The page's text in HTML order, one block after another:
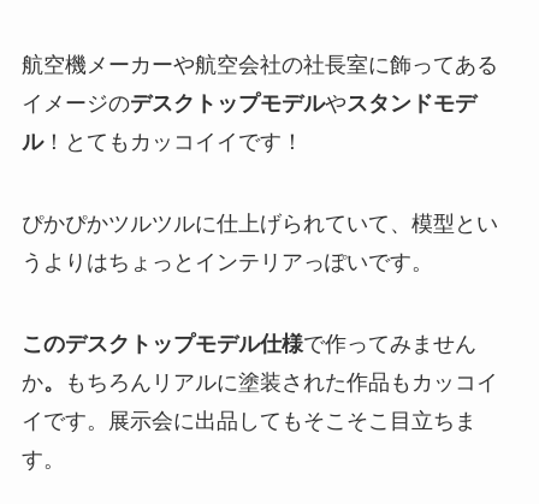
航空機メーカーや航空会社の社長室に飾ってある
イメージのデスクトップモデルやスタンドモデ
ル！とてもカッコイイです！
ぴかぴかツルツルに仕上げられていて、模型とい
うよりはちょっとインテリアっぽいです。
このデスクトップモデル仕様で作ってみません
か。
もちろんリアルに塗装された作品もカッコイ
イです。展示会に出品してもそこそこ目立ちま
す。